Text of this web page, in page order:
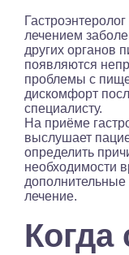
лечением
других органов
появляются
проблемы с
дискомфорт
специалисту.
На приёме
выслушает
определить
необходимости
лечение.
Когда